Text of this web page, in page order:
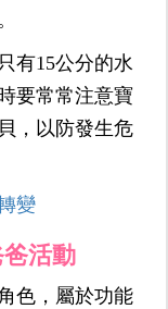
有15公分的水
要常常注意寶
，以防發生危
變
活動
色，屬於功能